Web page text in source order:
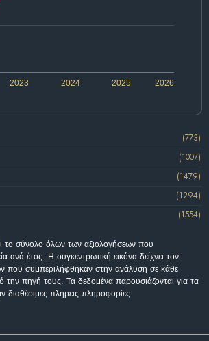
2025
2023 2024 2026
(773)
(1007)
(1479)
(1294)
(1554)
το σύνολο όλων των αξιολογήσεων που
ανά έτος. Η συγκεντρωτική εικόνα δείχνει τον
που συμπεριλήφθηκαν στην ανάλυση σε κάθε
την πηγή τους. Τα δεδομένα παρουσιάζονται για τα
διαθέσιμες πλήρεις πληροφορίες.